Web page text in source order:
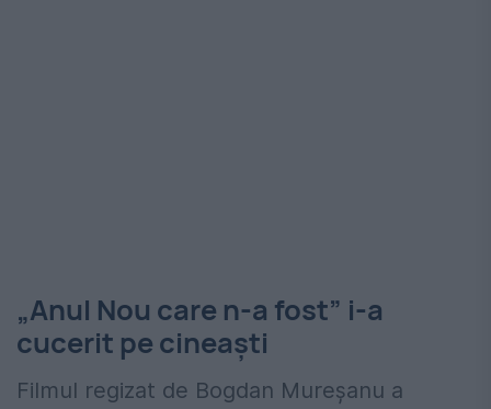
„Anul Nou care n-a fost” i-a
cucerit pe cineaști
Filmul regizat de Bogdan Mureșanu a